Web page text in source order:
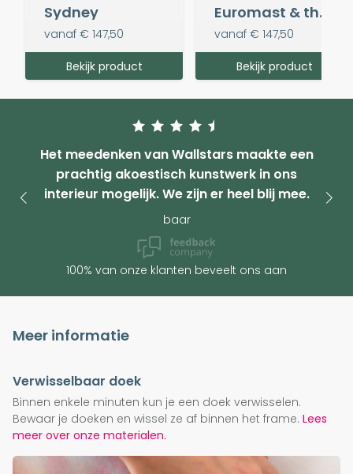
Sydney
vanaf € 147,50
Bekijk product
Euromast & the Universe
vanaf € 147,50
Bekijk product
Het meedenken van Wallstars maakte een
prachtig akoestisch kunstwerk in ons
interieur mogelijk. We zijn er heel blij mee.
baar
100% van onze klanten beveelt ons aan
Meer informatie
Verwisselbaar doek
Binnen enkele minuten kun je een doek verwisselen.
Bewaar je doeken en wissel ze af binnen het frame. Lees
meer over onze materialen.